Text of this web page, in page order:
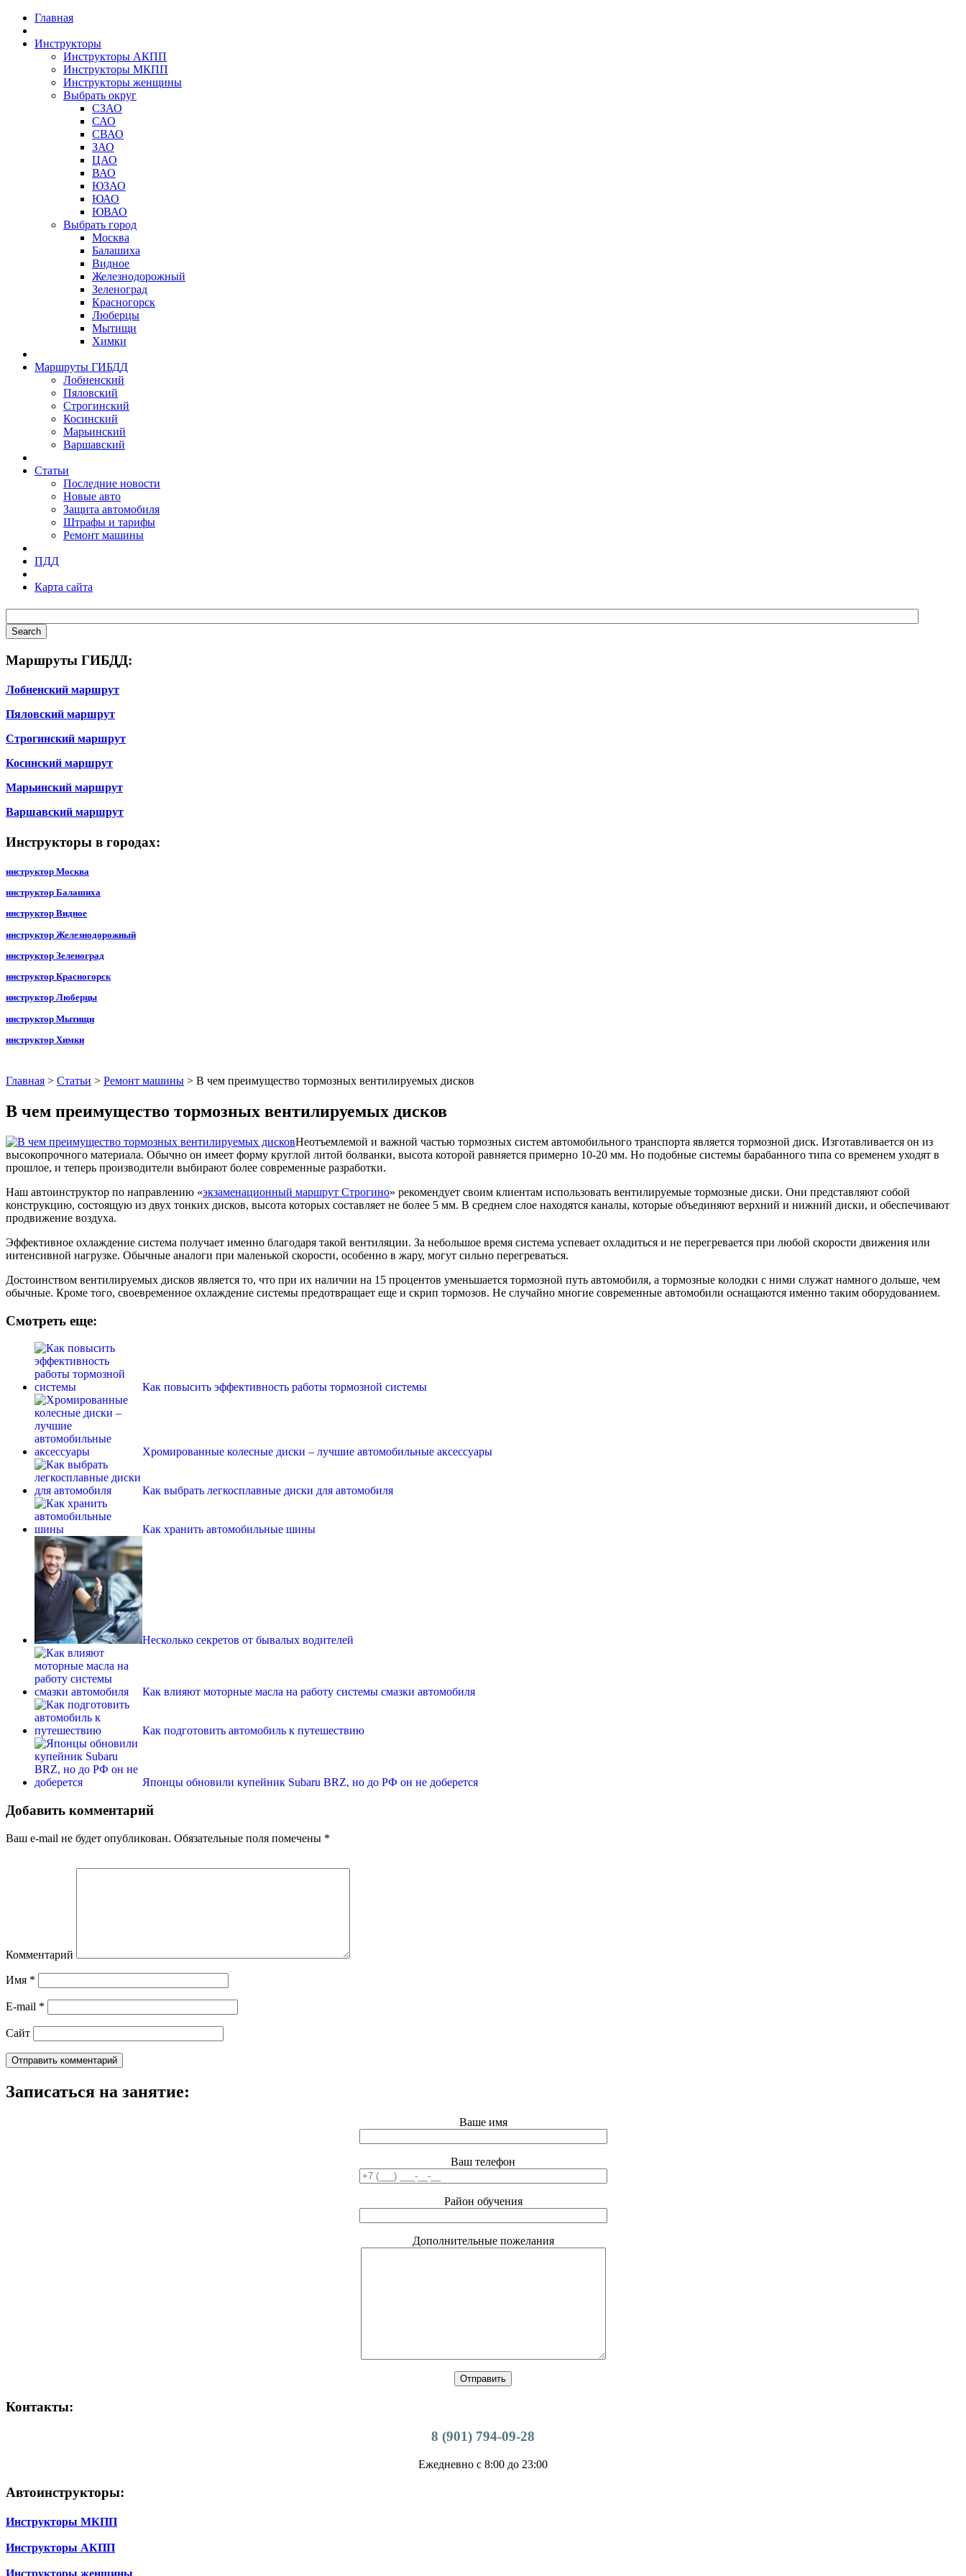
Главная
Инструкторы
Инструкторы АКПП
Инструкторы МКПП
Инструкторы женщины
Выбрать округ
СЗАО
САО
СВАО
ЗАО
ЦАО
ВАО
ЮЗАО
ЮАО
ЮВАО
Выбрать город
Москва
Балашиха
Видное
Железнодорожный
Зеленоград
Красногорск
Люберцы
Мытищи
Химки
Маршруты ГИБДД
Лобненский
Пяловский
Строгинский
Косинский
Марьинский
Варшавский
Статьи
Последние новости
Новые авто
Защита автомобиля
Штрафы и тарифы
Ремонт машины
ПДД
Карта сайта
Маршруты ГИБДД:
Лобненский маршрут
Пяловский маршрут
Строгинский маршрут
Косинский маршрут
Марьинский маршрут
Варшавский маршрут
Инструкторы в городах:
инструктор Москва
инструктор Балашиха
инструктор Видное
инструктор Железнодорожный
инструктор Зеленоград
инструктор Красногорск
инструктор Люберцы
инструктор Мытищи
инструктор Химки
Главная > Статьи > Ремонт машины > В чем преимущество тормозных вентилируемых дисков
В чем преимущество тормозных вентилируемых дисков
Неотъемлемой и важной частью тормозных систем автомобильного транспорта является тормозной диск. Изготавливается он из
высокопрочного материала. Обычно он имеет форму круглой литой болванки, высота которой равняется примерно 10-20 мм. Но подобные системы барабанного типа со временем уходят в
прошлое, и теперь производители выбирают более современные разработки.
Наш автоинструктор по направлению «экзаменационный маршрут Строгино» рекомендует своим клиентам использовать вентилируемые тормозные диски. Они представляют собой
конструкцию, состоящую из двух тонких дисков, высота которых составляет не более 5 мм. В среднем слое находятся каналы, которые объединяют верхний и нижний диски, и обеспечивают
продвижение воздуха.
Эффективное охлаждение система получает именно благодаря такой вентиляции. За небольшое время система успевает охладиться и не перегревается при любой скорости движения или
интенсивной нагрузке. Обычные аналоги при маленькой скорости, особенно в жару, могут сильно перегреваться.
Достоинством вентилируемых дисков является то, что при их наличии на 15 процентов уменьшается тормозной путь автомобиля, а тормозные колодки с ними служат намного дольше, чем
обычные. Кроме того, своевременное охлаждение системы предотвращает еще и скрип тормозов. Не случайно многие современные автомобили оснащаются именно таким оборудованием.
Смотреть еще:
Как повысить эффективность работы тормозной системы
Хромированные колесные диски – лучшие автомобильные аксессуары
Как выбрать легкосплавные диски для автомобиля
Как хранить автомобильные шины
Несколько секретов от бывалых водителей
Как влияют моторные масла на работу системы смазки автомобиля
Как подготовить автомобиль к путешествию
Японцы обновили купейник Subaru BRZ, но до РФ он не доберется
Добавить комментарий
Ваш e-mail не будет опубликован. Обязательные поля помечены *
Комментарий
Имя *
E-mail *
Сайт
Записаться на занятие:
Ваше имя
Ваш телефон
Район обучения
Дополнительные пожелания
Контакты:
8 (901) 794-09-28
Ежедневно с 8:00 до 23:00
Автоинструкторы:
Инструкторы МКПП
Инструкторы АКПП
Инструкторы женщины